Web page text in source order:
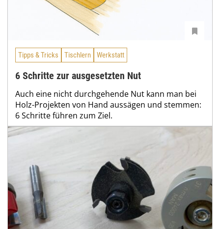
Tipps & Tricks Tischlern Werkstatt
6 Schritte zur ausgesetzten Nut
Auch eine nicht durchgehende Nut kann man bei
Holz-Projekten von Hand aussägen und stemmen:
6 Schritte führen zum Ziel.